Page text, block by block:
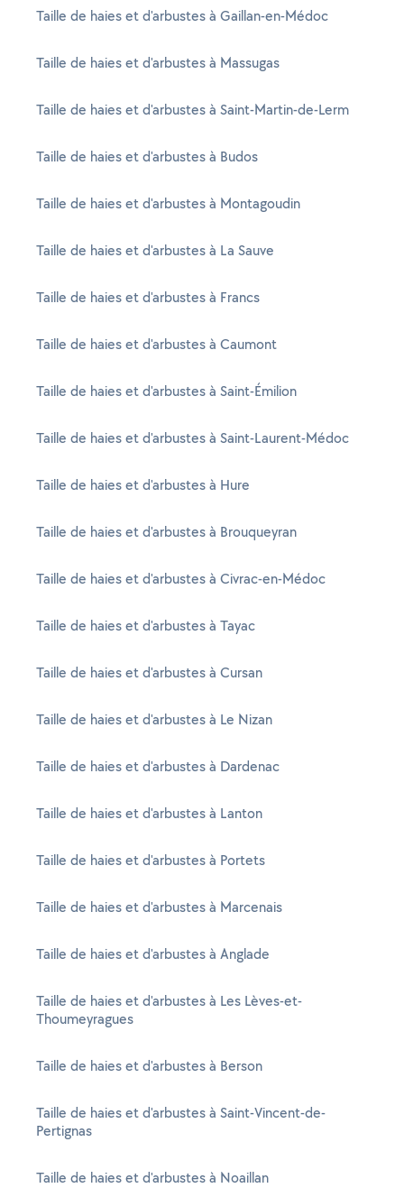
Taille de haies et d'arbustes à Gaillan-en-Médoc
Taille de haies et d'arbustes à Massugas
Taille de haies et d'arbustes à Saint-Martin-de-Lerm
Taille de haies et d'arbustes à Budos
Taille de haies et d'arbustes à Montagoudin
Taille de haies et d'arbustes à La Sauve
Taille de haies et d'arbustes à Francs
Taille de haies et d'arbustes à Caumont
Taille de haies et d'arbustes à Saint-Émilion
Taille de haies et d'arbustes à Saint-Laurent-Médoc
Taille de haies et d'arbustes à Hure
Taille de haies et d'arbustes à Brouqueyran
Taille de haies et d'arbustes à Civrac-en-Médoc
Taille de haies et d'arbustes à Tayac
Taille de haies et d'arbustes à Cursan
Taille de haies et d'arbustes à Le Nizan
Taille de haies et d'arbustes à Dardenac
Taille de haies et d'arbustes à Lanton
Taille de haies et d'arbustes à Portets
Taille de haies et d'arbustes à Marcenais
Taille de haies et d'arbustes à Anglade
Taille de haies et d'arbustes à Les Lèves-et-
Thoumeyragues
Taille de haies et d'arbustes à Berson
Taille de haies et d'arbustes à Saint-Vincent-de-
Pertignas
Taille de haies et d'arbustes à Noaillan